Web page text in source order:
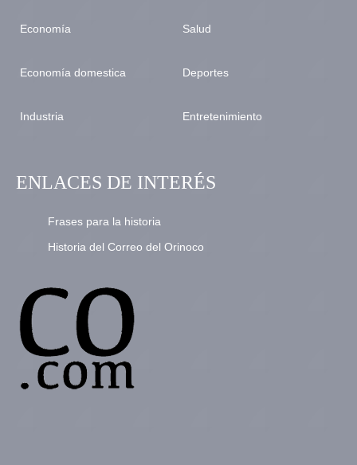
Economía
Economía domestica
Industria
Salud
Deportes
Entretenimiento
ENLACES DE INTERÉS
Frases para la historia
Historia del Correo del Orinoco